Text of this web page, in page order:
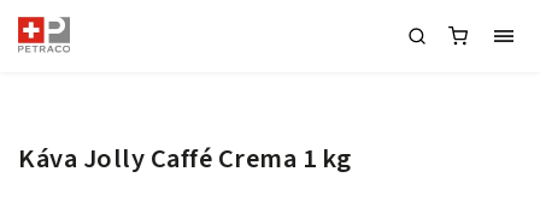
Káva Jolly Caffé Crema 1 kg